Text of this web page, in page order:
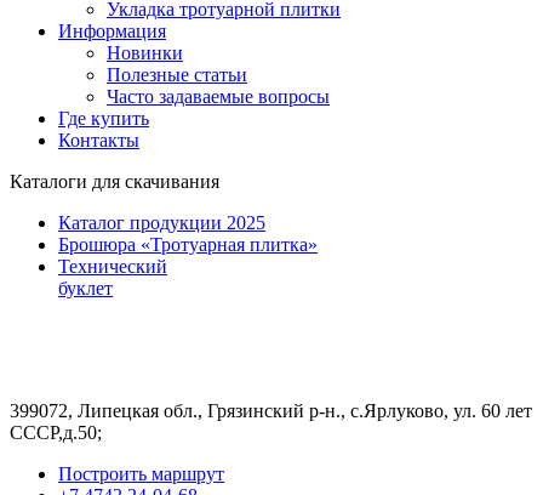
Укладка тротуарной плитки
Информация
Новинки
Полезные статьи
Часто задаваемые вопросы
Где купить
Контакты
Каталоги для скачивания
Каталог продукции 2025
Брошюра «Тротуарная плитка»
Технический
буклет
399072, Липецкая обл., Грязинский р-н., с.Ярлуково, ул. 60 лет
СССР,д.50;
Построить маршрут